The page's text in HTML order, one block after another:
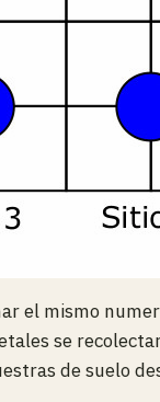
el mismo
se
de suelo